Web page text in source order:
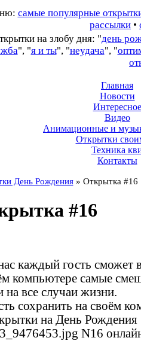
самые популярные
рассылки •
на злобу дня: "день
", "я и ты", "неудача", "
Главная
Новости
Интересное
Видео
Анимационные и
Открытки
Техника
Контакты
День Рождения» Открытка #16
#16
каждый гость сможет
компьютере самые
на все случаи жизни.
сохранить на своём
на День Рождения
N16